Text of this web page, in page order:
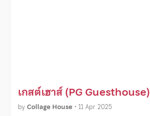
เกสต์เฮาส์ (PG Guesthouse)
by Collage House • 11 Apr 2025